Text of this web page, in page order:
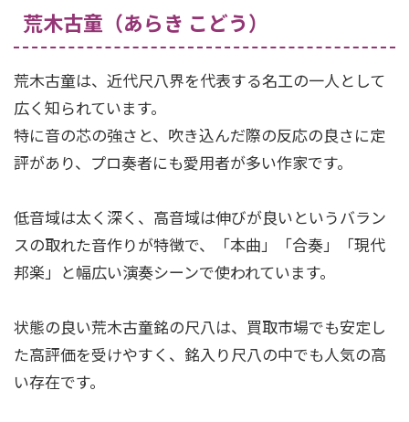
荒木古童（あらき こどう）
荒木古童は、近代尺八界を代表する名工の一人として
広く知られています。
特に音の芯の強さと、吹き込んだ際の反応の良さに定
評があり、プロ奏者にも愛用者が多い作家です。
低音域は太く深く、高音域は伸びが良いというバラン
スの取れた音作りが特徴で、「本曲」「合奏」「現代
邦楽」と幅広い演奏シーンで使われています。
状態の良い荒木古童銘の尺八は、買取市場でも安定し
た高評価を受けやすく、銘入り尺八の中でも人気の高
い存在です。